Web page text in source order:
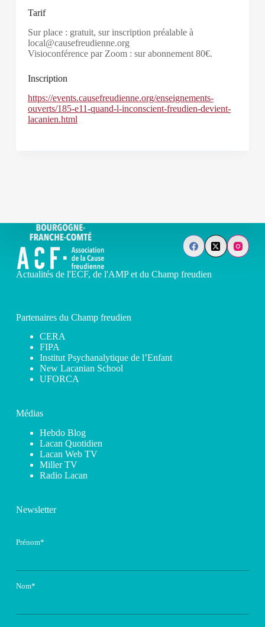
Tarif
Sur place : gratuit, sur inscription préalable à
local@causefreudienne.org
Visioconférence par Zoom : sur abonnement 80€.
Inscription
https://events.causefreudienne.org/enseignements-
ouverts/185-e11-quand-l-inconscient-freudien-devient-
lacanien.html
Actualités de l'ECF, de l'AMP et du Champ freudien
Partenaires du Champ freudien
CERA
FIPA
Institut Psychanalytique de l’Enfant
New Lacanian School
UFORCA
Médias
Hebdo Blog
Lacan Quotidien
Lacan Web TV
Miller TV
Radio Lacan
Newsletter
Prénom*
Nom*